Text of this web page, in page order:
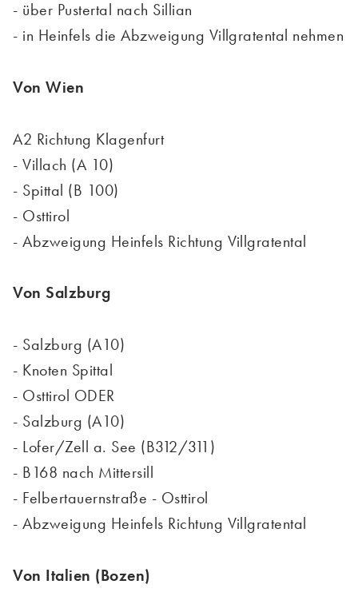
- über Pustertal nach Sillian
- in Heinfels die Abzweigung Villgratental nehmen
Von Wien
A2 Richtung Klagenfurt
- Villach (A 10)
- Spittal (B 100)
- Osttirol
- Abzweigung Heinfels Richtung Villgratental
Von Salzburg
- Salzburg (A10)
- Knoten Spittal
- Osttirol ODER
- Salzburg (A10)
- Lofer/Zell a. See (B312/311)
- B168 nach Mittersill
- Felbertauernstraße - Osttirol
- Abzweigung Heinfels Richtung Villgratental
Von Italien (Bozen)